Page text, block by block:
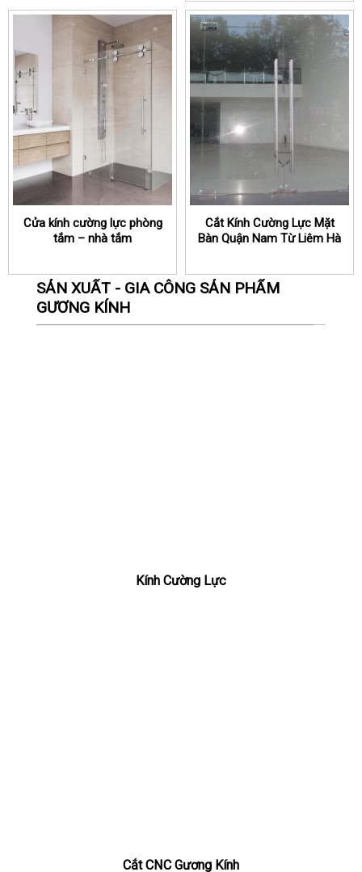
Cửa kính cường lực phòng
tắm – nhà tắm
Cắt Kính Cường Lực Mặt
Bàn Quận Nam Từ Liêm Hà
SẢN XUẤT - GIA CÔNG SẢN PHẨM
GƯƠNG KÍNH
Kính Cường Lực
Cắt CNC Gương Kính